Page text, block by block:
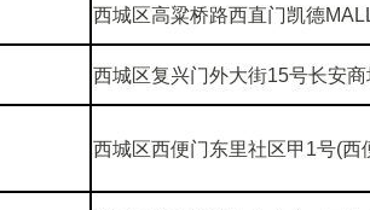
西城区高粱桥路西直门凯德
西城区复兴门外大街15号长安
西城区西便门东里社区甲1号(西